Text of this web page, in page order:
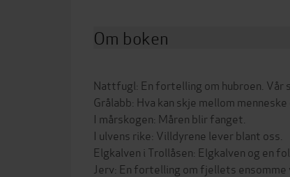
Om boken
Nattfugl: En fortelling om hubroen. Vår
Grålabb: Hva kan skje mellom menneske
I mårskogen: Måren blir fanget.
I ulvens rike: Villdyrene lever blant oss.
Elgkalven i Trollåsen: Elgkalven og en
Jerv: En fortelling om fjellets ensomme